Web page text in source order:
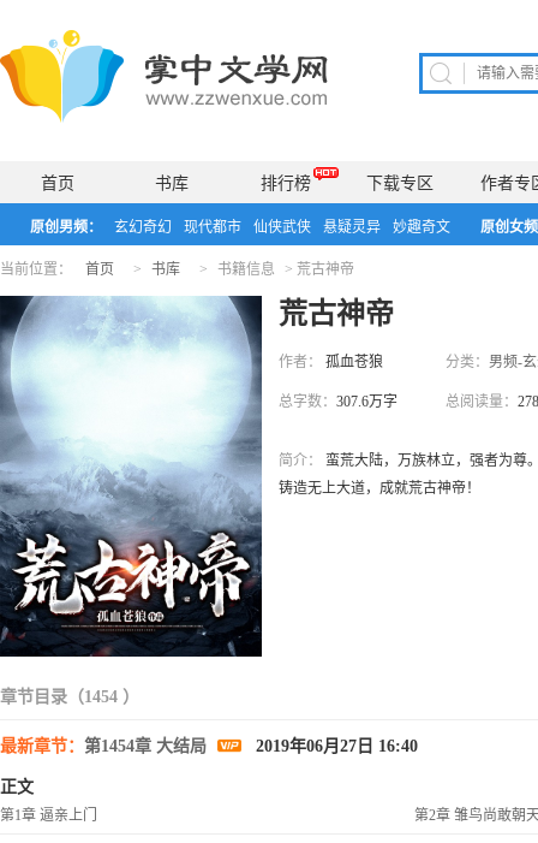
首页 书库 排行榜 下载专区 作者专
原创男频： 玄幻奇幻 现代都市 仙侠武侠 悬疑灵异 妙趣奇文 原创女
当前位置： 首页 > 书库 > 书籍信息 > 荒古神帝
荒古神帝
作者： 孤血苍狼
总字数： 307.6万字
分类： 男频-
总阅读量：
简介：
蛮荒大陆，万族林立，强者为尊
铸造无上大道，成就荒古神帝！
章节目录（1454 ）
最新章节： 第1454章 大结局 2019年06月27日 16:40
正文
第1章 逼亲上门 第2章 雏鸟尚敢朝